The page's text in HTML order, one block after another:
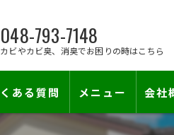
048-793-7148
カビやカビ臭、消臭でお困りの時はこちら
ある質問 メニュー 会社